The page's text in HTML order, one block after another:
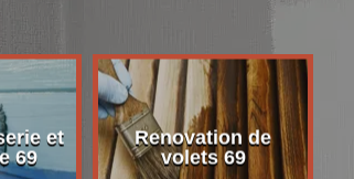
et
69
Renovation de
volets 69